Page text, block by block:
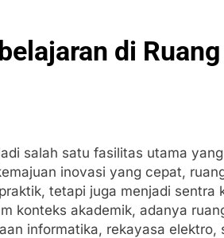
di Ruang
salah satu fasilitas utama yang
inovasi yang cepat,
tetapi juga menjadi sentra
konteks akademik, adanya
informatika, rekayasa elektro,